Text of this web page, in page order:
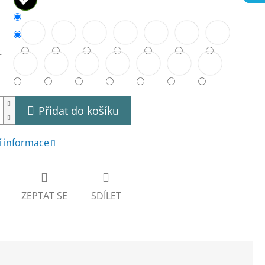
Přidat do košíku
informace
ZEPTAT SE SDÍLET